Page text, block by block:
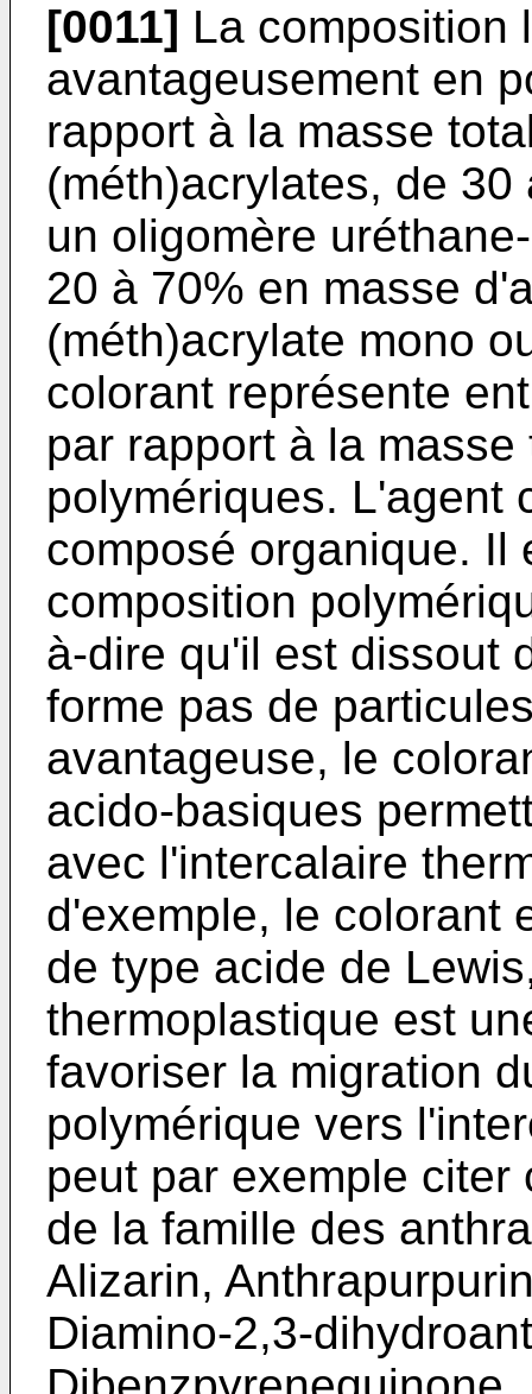
[0011] La composition
avantageusement en
rapport à la masse
(méth)acrylates, de
un oligomère
20 à 70% en masse
(méth)acrylate mono
colorant représente
par rapport à la
polymériques. L'agent
composé organique. Il
composition
à-dire qu'il est dissout
forme pas de
avantageuse, le
acido-basiques
avec l'intercalaire
d'exemple, le colorant
de type acide de
thermoplastique est
favoriser la migration
polymérique vers
peut par exemple
de la famille des
Alizarin,
Diamino-2,3-